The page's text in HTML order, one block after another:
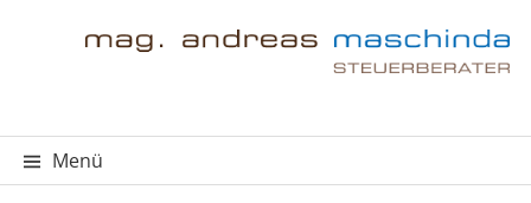
Menü